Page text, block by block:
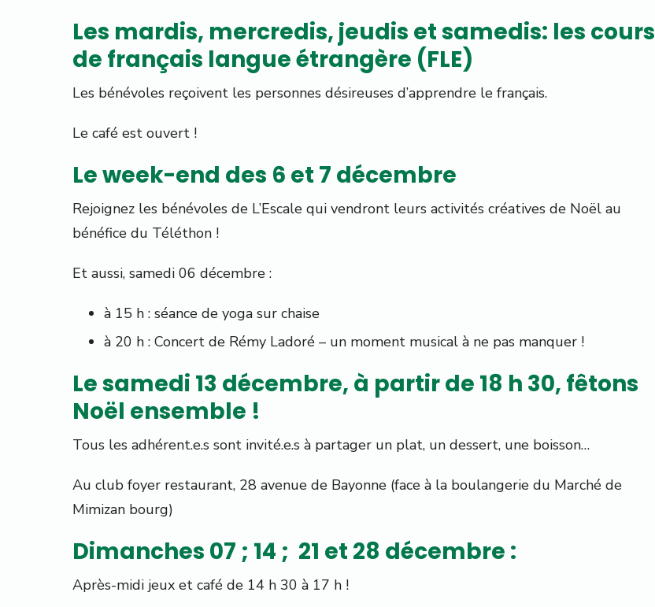
Les mardis, mercredis, jeudis et samedis: les cours
de français langue étrangère (FLE)
Les bénévoles reçoivent les personnes désireuses d’apprendre le français.
Le café est ouvert !
Le week-end des 6 et 7 décembre
Rejoignez les bénévoles de L’Escale qui vendront leurs activités créatives de Noël au
bénéfice du Téléthon !
Et aussi, samedi 06 décembre :
à 15 h : séance de yoga sur chaise
à 20 h : Concert de Rémy Ladoré – un moment musical à ne pas manquer !
Le samedi 13 décembre, à partir de 18 h 30, fêtons
Noël ensemble !
Tous les adhérent.e.s sont invité.e.s à partager un plat, un dessert, une boisson…
Au club foyer restaurant, 28 avenue de Bayonne (face à la boulangerie du Marché de
Mimizan bourg)
Dimanches 07 ; 14 ; 21 et 28 décembre :
Après-midi jeux et café de 14 h 30 à 17 h !